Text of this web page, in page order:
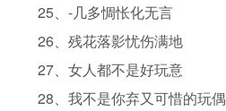
25、-几多惆怅化无言
26、残花落影忧伤满地
27、女人都不是好玩意
28、我不是你弃又可惜的玩偶